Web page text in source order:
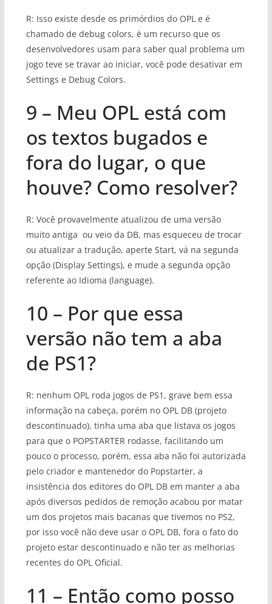
R: Isso existe desde os primórdios do OPL e é
chamado de debug colors, é um recurso que os
desenvolvedores usam para saber qual problema um
jogo teve se travar ao iniciar, você pode desativar em
Settings e Debug Colors.
9 – Meu OPL está com
os textos bugados e
fora do lugar, o que
houve? Como resolver?
R: Você provavelmente atualizou de uma versão
muito antiga ou veio da DB, mas esqueceu de trocar
ou atualizar a tradução, aperte Start, vá na segunda
opção (Display Settings), e mude a segunda opção
referente ao Idioma (language).
10 – Por que essa
versão não tem a aba
de PS1?
R: nenhum OPL roda jogos de PS1, grave bem essa
informação na cabeça, porém no OPL DB (projeto
descontinuado), tinha uma aba que listava os jogos
para que o POPSTARTER rodasse, facilitando um
pouco o processo, porém, essa aba não foi autorizada
pelo criador e mantenedor do Popstarter, a
insistência dos editores do OPL DB em manter a aba
após diversos pedidos de remoção acabou por matar
um dos projetos mais bacanas que tivemos no PS2,
por isso você não deve usar o OPL DB, fora o fato do
projeto estar descontinuado e não ter as melhorias
recentes do OPL Oficial.
11 – Então como posso